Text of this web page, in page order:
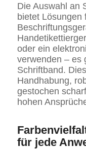
Die Auswahl an
bietet Lösungen
oder ein
verwenden – es
Schriftband.
Handhabung,
gestochen
hohen
für jede